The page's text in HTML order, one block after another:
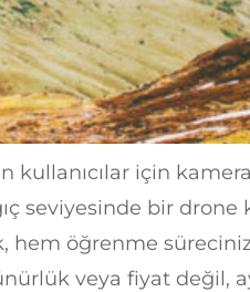
kullanıcılar için
seviyesinde bir drone
hem öğrenme
veya fiyat değil,